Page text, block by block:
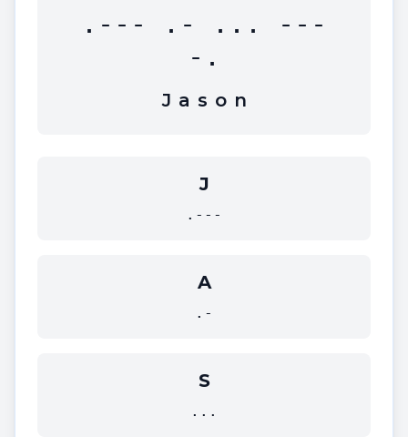
.--- .- ... ---
-.
J a s o n
J
.---
A
.-
S
...